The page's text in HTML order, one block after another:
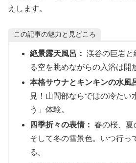
えします。
この記事の魅力と見どころ
絶景露天風呂： 渓谷の巨岩と
る空を眺めながらの入浴は開
本格サウナとキンキンの水風
見！山間部ならではの冷たい
う」体験。
四季折々の表情： 春の桜、夏
そして冬の雪景色。いつ行っ
る。